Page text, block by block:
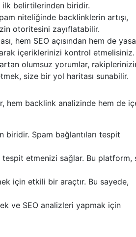
ilk belirtilerinden biridir.
niteliğinde backlinklerin artışı,
otoritesini zayıflatabilir.
hem SEO açısından hem de
içeriklerinizi kontrol etmelisiniz.
olumsuz yorumlar,
size bir yol haritası sunabilir.
hem backlink analizinde hem de
Spam bağlantıları tespit
etmenizi sağlar. Bu platform,
için etkili bir araçtır. Bu sayede,
ve SEO analizleri yapmak için